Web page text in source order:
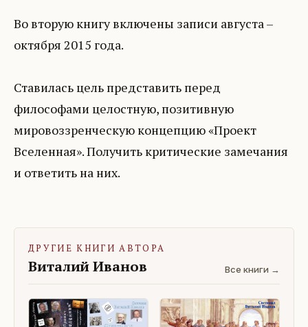
Во вторую книгу включены записи августа –
октября 2015 года.
Ставилась цель представить перед
философами целостную, позитивную
мировоззренческую концепцию «Проект
Вселенная». Получить критические замечания
и ответить на них.
ДРУГИЕ КНИГИ АВТОРА
Виталий Иванов Все книги →